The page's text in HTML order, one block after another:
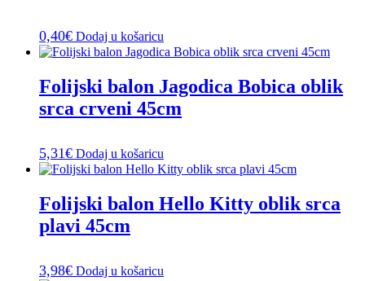
0,40€ Dodaj u košaricu
Folijski balon Jagodica Bobica oblik
srca crveni 45cm
5,31€ Dodaj u košaricu
Folijski balon Hello Kitty oblik srca
plavi 45cm
3,98€ Dodaj u košaricu